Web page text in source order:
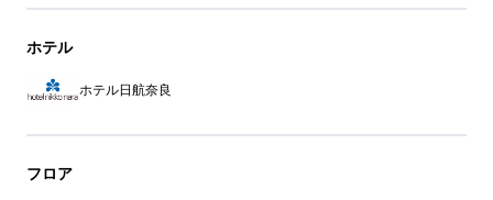
ホテル
ホテル日航奈良
フロア